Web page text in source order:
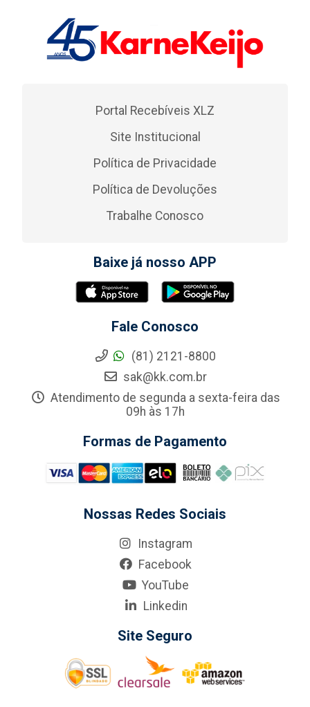
Portal Recebíveis XLZ
Site Institucional
Política de Privacidade
Política de Devoluções
Trabalhe Conosco
Baixe já nosso APP
Fale Conosco
(81) 2121-8800
sak@kk.com.br
Atendimento de segunda a sexta-feira das
09h às 17h
Formas de Pagamento
Nossas Redes Sociais
Instagram
Facebook
YouTube
Linkedin
Site Seguro